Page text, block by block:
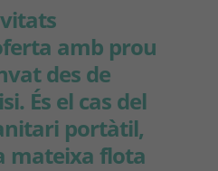
amb prou
des de
És el cas del
portàtil,
mateixa flota